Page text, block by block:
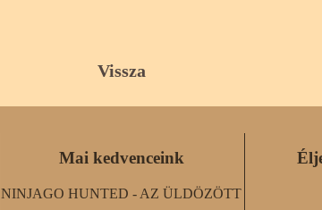
Vissza
Mai kedvenceink
NINJAGO HUNTED - AZ ÜLDÖZÖTT